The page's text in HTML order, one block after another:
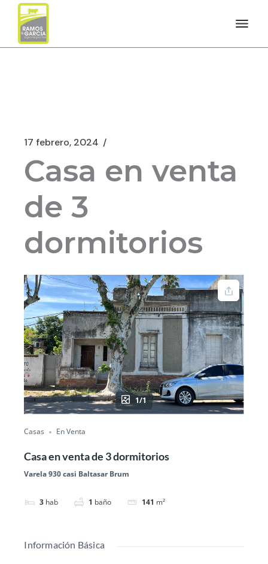
17 febrero, 2024
Casa en venta
de 3
dormitorios
1/1
Casas En Venta
Casa en venta de 3 dormitorios
Varela 930 casi Baltasar Brum
3 hab 1 baño 141 m²
Información Básica